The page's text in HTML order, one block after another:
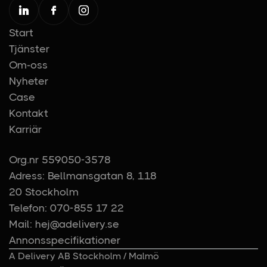
Start
Tjänster
Om-oss
Nyheter
Case
Kontakt
Karriär
Org.nr 559050-3578
Adress: Bellmansgatan 8, 118
20 Stockholm
Telefon: 070-855 17 22
Mail: hej@adelivery.se
Annonsspecifikationer
A Delivery AB Stockholm / Malmö